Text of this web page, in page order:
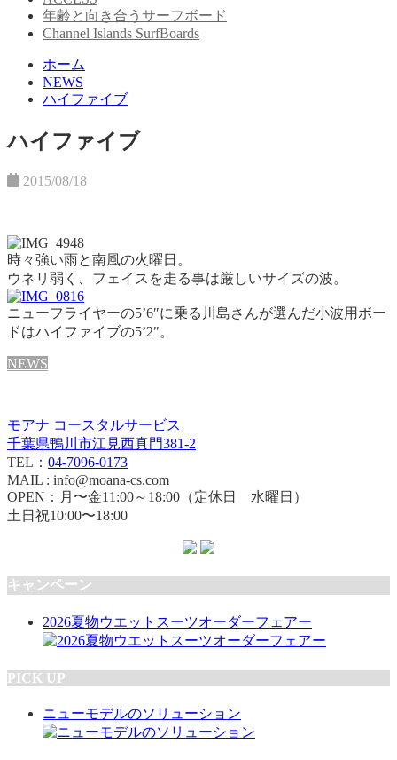
年齢と向き合うサーフボード
Channel Islands SurfBoards
ホーム
NEWS
ハイファイブ
ハイファイブ
2015/08/18
時々強い雨と南風の火曜日。
ウネリ弱く、フェイスを走る事は厳しいサイズの波。
ニューフライヤーの5’6″に乗る川島さんが選んだ小波用ボー
ドはハイファイブの5’2″。
NEWS
モアナ コースタルサービス
千葉県鴨川市江見西真門381-2
TEL： 04-7096-0173
MAIL : info@moana-cs.com
OPEN：月〜金11:00～18:00（定休日 水曜日）
土日祝10:00〜18:00
キャンペーン
2026夏物ウエットスーツオーダーフェアー
PICK UP
ニューモデルのソリューション